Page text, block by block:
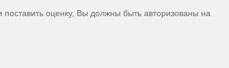
поставить оценку, Вы должны быть авторизованы на